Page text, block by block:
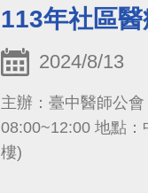
113年社區
2024/8/13
主辦：臺中醫師公
08:00~12:00 地點
樓)